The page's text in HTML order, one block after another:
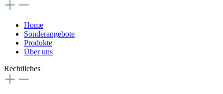
Home
Sonderangebote
Produkte
Über uns
Rechtliches